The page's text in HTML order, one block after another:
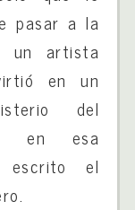
pasar a la
un artista
en un
del
en esa
escrito el